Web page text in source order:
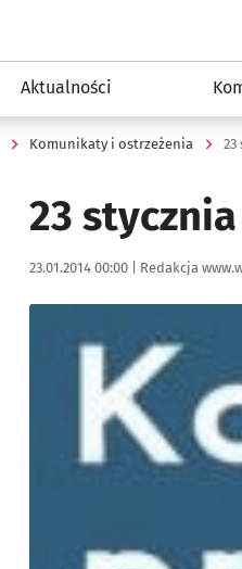
Aktualności
Komunikaty i ostrzeżenia
23
Data publikacji:
23.01.2014 00:00 | Autor:
Redakcja